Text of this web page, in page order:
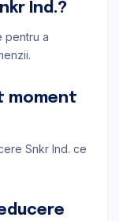
Ind.?
pentru a
moment
Snkr Ind. ce